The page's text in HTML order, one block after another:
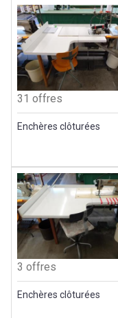
31 offres
Enchères clôturées
3 offres
Enchères clôturées